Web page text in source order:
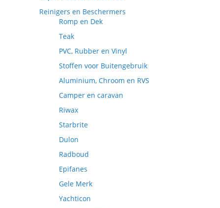
Reinigers en Beschermers
Romp en Dek
Teak
PVC, Rubber en Vinyl
Stoffen voor Buitengebruik
Aluminium, Chroom en RVS
Camper en caravan
Riwax
Starbrite
Dulon
Radboud
Epifanes
Gele Merk
Yachticon